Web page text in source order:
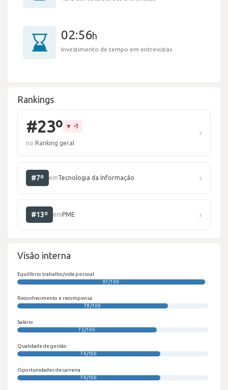
02:56h
Investimento de tempo em entrevistas
Rankings
#23º ▼ -1
no Ranking geral
›
#7º emTecnologia da Informação ›
#13º em PME ›
Visão interna
Equilíbrio trabalho/vida pessoal
97/100
Reconhecimento e recompensa
78/100
Salário
72/100
Qualidade de gestão
74/100
Oportunidades de carreira
74/100